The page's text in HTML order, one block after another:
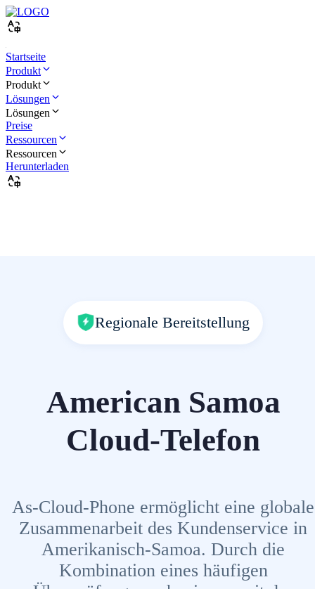
Startseite
Produkt
Produkt
Lösungen
Lösungen
Preise
Ressourcen
Ressourcen
Herunterladen
Regionale Bereitstellung
American Samoa
Cloud-Telefon
As-Cloud-Phone ermöglicht eine globale
Zusammenarbeit des Kundenservice in
Amerikanisch-Samoa. Durch die
Kombination eines häufigen